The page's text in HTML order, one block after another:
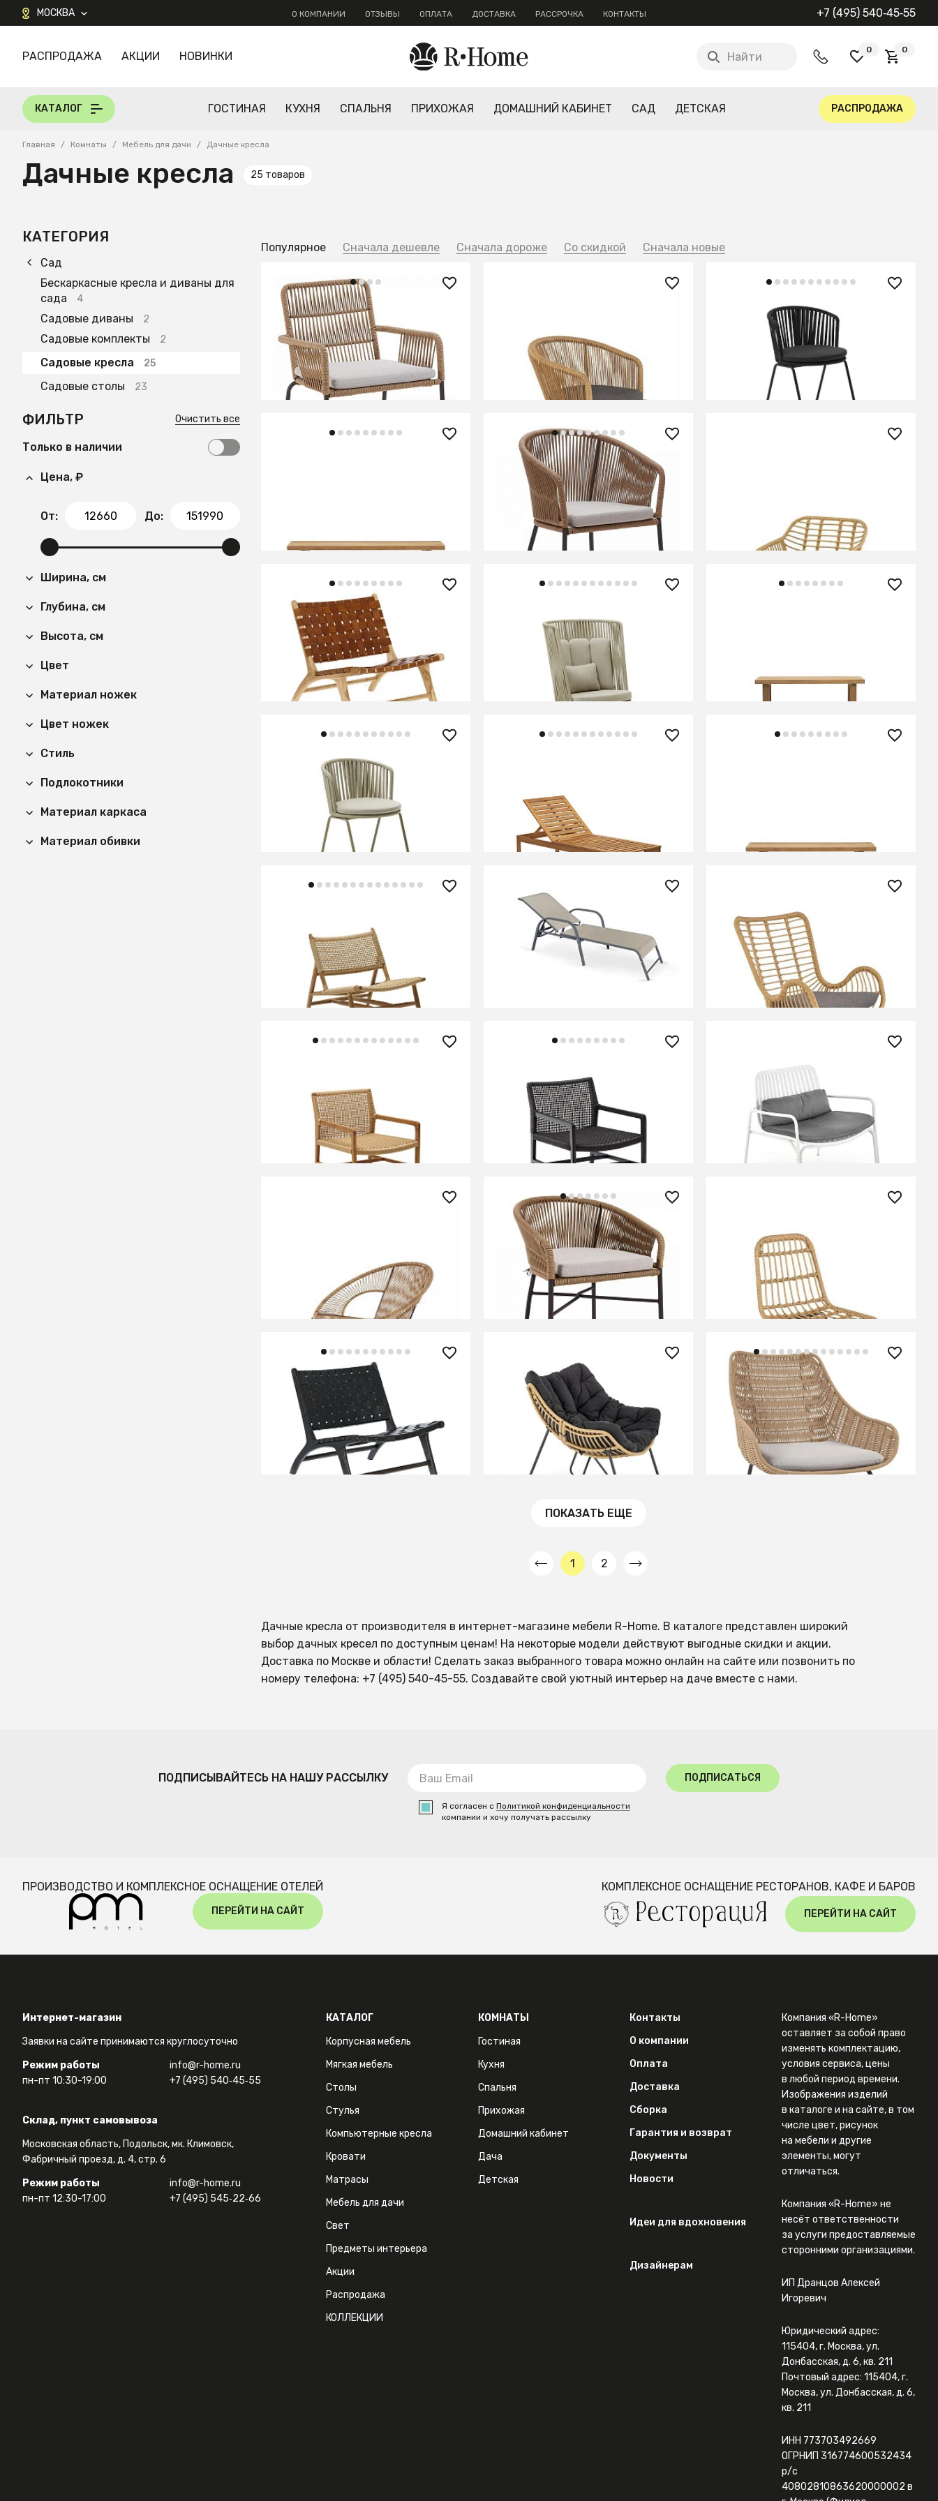
МОСКВА О КОМПАНИИ ОТЗЫВЫ ОПЛАТА ДОСТАВКА РАССРОЧКА КОНТАКТЫ +7 (495) 540‑45‑55
КАТАЛОГ
РАСПРОДАЖА АКЦИИ НОВИНКИ Найти
0 0
КАТАЛОГ ГОСТИНАЯ КУХНЯ СПАЛЬНЯ ПРИХОЖАЯ ДОМАШНИЙ КАБИНЕТ САД ДЕТСКАЯ РАСПРОДАЖА
Главная / Комнаты / Мебель для дачи / Дачные кресла
Дачные кресла 25 товаров
КАТЕГОРИЯ
Сад
Бескаркасные кресла и диваны для
сада
4
Садовые диваны 2
Садовые комплекты 2
Садовые кресла 25
Садовые столы 23
ФИЛЬТР Очистить все
Только в наличии
Цена, ₽
От: До:
Ширина, см
Глубина, см
Высота, см
Цвет
Материал ножек
Цвет ножек
Стиль
Подлокотники
Материал каркаса
Материал обивки
Популярное Сначала дешевле Сначала дороже Со скидкой Сначала новые
47 990 ₽
Кресло Camt бежевое
В КОРЗИНУ
(натуральный/серый)
В КОРЗИНУ
38 990 ₽
Saconca Садовый стул из шнура
и стали с черной окраской
В КОРЗИНУ
32 990 ₽
Веревочный стул Yanet бежевого
В КОРЗИНУ В КОРЗИНУ
90 990 ₽
Calixta Кресло коричневое
В КОРЗИНУ
Saconca Садовое кресло с
высокой спинкой
В КОРЗИНУ В КОРЗИНУ
38 990 ₽
Saconca Садовый стул из шнура
и стали с бежевой окраской
В КОРЗИНУ
массива акации
В КОРЗИНУ
Codolar Кресло из массива тика
СООБЩИТЬ О ПОСТУПЛЕНИИ
Временно отсутствует
16 110 ₽
Шезлонг Halmar MOSLER (серый/
темно-серый)
СООБЩИТЬ О ПОСТУПЛЕНИИ
Кресло Halmar IKARO
(натуральный/серый)
СООБЩИТЬ О ПОСТУПЛЕНИИ
Временно отсутствует
Sabolla Кресло из массива
тикового дерева
СООБЩИТЬ О ПОСТУПЛЕНИИ
Временно отсутствует
Sabolla Кресло из массива
тикового дерева черного цвета
СООБЩИТЬ О ПОСТУПЛЕНИИ
Временно отсутствует
Кресло Halmar MELBY (белый/
СООБЩИТЬ О ПОСТУПЛЕНИИ
Временно отсутствует
СООБЩИТЬ О ПОСТУПЛЕНИИ
Временно отсутствует
41 990 ₽
Полубарный веревочный стул
Yanet бежевый 65 см
СООБЩИТЬ О ПОСТУПЛЕНИИ
Временно отсутствует
Стул кухонный Halmar K401
(натуральный/черный)
СООБЩИТЬ О ПОСТУПЛЕНИИ
Временно отсутствует
90 990 ₽
Calixta Кресло черное
СООБЩИТЬ О ПОСТУПЛЕНИИ
Временно отсутствует
43 500 ₽
Кресло Halmar WHISPER (черный/
натуральный)
СООБЩИТЬ О ПОСТУПЛЕНИИ
Временно отсутствует
43 990 ₽
Веревочное кресло Abeli
бежевого цвета
СООБЩИТЬ О ПОСТУПЛЕНИИ
Временно отсутствует
ПОКАЗАТЬ ЕЩЕ
1 2
Дачные кресла от производителя в интернет-магазине мебели R-Home. В каталоге представлен широкий
выбор дачных кресел по доступным ценам! На некоторые модели действуют выгодные скидки и акции.
Доставка по Москве и области! Сделать заказ выбранного товара можно онлайн на сайте или позвонить по
номеру телефона: +7 (495) 540-45-55. Создавайте свой уютный интерьер на даче вместе с нами.
ПОДПИСЫВАЙТЕСЬ НА НАШУ РАССЫЛКУ
Я согласен с Политикой конфиденциальности
компании и хочу получать рассылку
ПОДПИСАТЬСЯ
ПРОИЗВОДСТВО И КОМПЛЕКСНОЕ ОСНАЩЕНИЕ ОТЕЛЕЙ
ПЕРЕЙТИ НА САЙТ
КОМПЛЕКСНОЕ ОСНАЩЕНИЕ РЕСТОРАНОВ, КАФЕ И БАРОВ
ПЕРЕЙТИ НА САЙТ
Интернет-магазин
Заявки на сайте принимаются круглосуточно
Режим работы
пн-пт 10:30-19:00
info@r-home.ru
+7 (495) 540‑45‑55
Склад, пункт самовывоза
Московская область, Подольск, мк. Климовск,
Фабричный проезд, д. 4, стр. 6
Режим работы
пн-пт 12:30-17:00
info@r-home.ru
+7 (495) 545‑22‑66
КАТАЛОГ
Корпусная мебель
Мягкая мебель
Столы
Стулья
Компьютерные кресла
Кровати
Матрасы
Мебель для дачи
Свет
Предметы интерьера
Акции
Распродажа
КОЛЛЕКЦИИ
КОМНАТЫ
Гостиная
Кухня
Спальня
Прихожая
Домашний кабинет
Дача
Детская
Контакты
О компании
Оплата
Доставка
Сборка
Гарантия и возврат
Документы
Новости
Идеи для вдохновения
Дизайнерам
Компания «R-Home»
оставляет за собой право
изменять комплектацию,
условия сервиса, цены
в любой период времени.
Изображения изделий
в каталоге и на сайте, в том
числе цвет, рисунок
на мебели и другие
элементы, могут
отличаться.
Компания «R-Home» не
несёт ответственности
за услуги предоставляемые
сторонними организациями.
ИП Дранцов Алексей
Игоревич
Юридический адрес:
115404, г. Москва, ул.
Донбасская, д. 6, кв. 211
Почтовый адрес: 115404, г.
Москва, ул. Донбасская, д. 6,
кв. 211
ИНН 773703492669
ОГРНИП 316774600532434
р/с
40802810863620000002 в